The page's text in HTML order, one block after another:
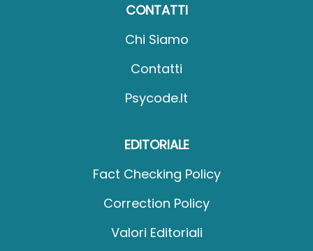
CONTATTI
Chi Siamo
Contatti
Psycode.it
EDITORIALE
Fact Checking Policy
Correction Policy
Valori Editoriali